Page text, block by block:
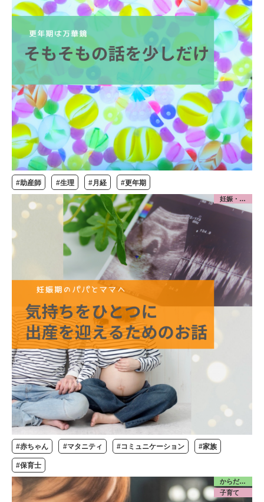
#助産師 #生理 #月経 #更年期
妊娠・出産
#赤ちゃん #マタニティ #コミュニケーション #家族
#保育士
からだ／食・栄養
子育て